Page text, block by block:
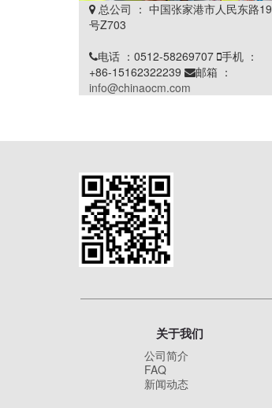
 总公司 ： 中国张家港市人民东路19
号Z703
电话 ：0512-58269707 手机 ：
+86-15162322239 邮箱 ：
info@chinaocm.com
关于我们
公司简介
FAQ
新闻动态